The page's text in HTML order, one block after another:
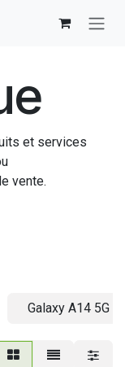
et services
vente.
Galaxy A14 5G